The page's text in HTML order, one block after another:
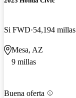
Si FWD 54,194 millas
Mesa, AZ
9 millas
Buena oferta